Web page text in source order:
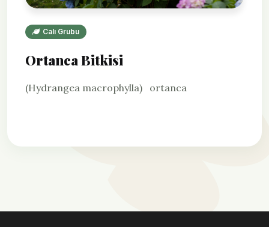
Calı Grubu
Ortanca Bitkisi
(Hydrangea macrophylla) ortanca